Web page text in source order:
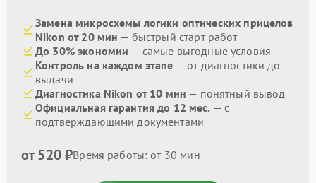
Замена микросхемы логики оптических прицелов
Nikon от 20 мин — быстрый старт работ
До 30% экономии — самые выгодные условия
Контроль на каждом этапе — от диагностики до
выдачи
Диагностика Nikon от 10 мин — понятный вывод
Официальная гарантия до 12 мес. — с
подтверждающими документами
от 520 ₽Время работы: от 30 мин